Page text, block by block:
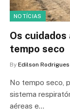
NOTÍCIAS
Os
tempo seco
By Edilson Rodrigues
No tempo seco,
sistema
aéreas e…